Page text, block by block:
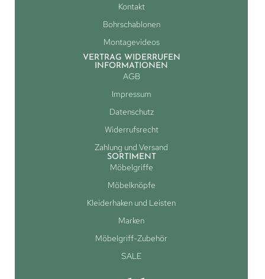
Kontakt
Bohrschablonen
Montagevideos
VERTRAG WIDERRUFEN
INFORMATIONEN
AGB
Impressum
Datenschutz
Widerrufsrecht
Zahlung und Versand
SORTIMENT
Möbelgriffe
Möbelknöpfe
Kleiderhaken und Leisten
Marken
Möbelgriff-Zubehör
SALE